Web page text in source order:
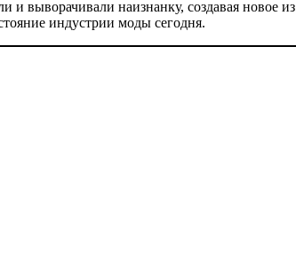
и выворачивали наизнанку, создавая новое из
индустрии моды сегодня.